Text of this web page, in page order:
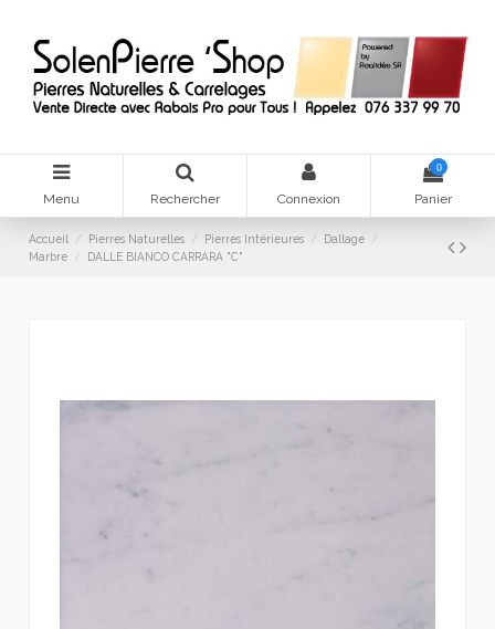
Menu Rechercher Connexion
0
Panier
Accueil Pierres Naturelles Pierres Intérieures
Dallage
Marbre
DALLE BIANCO CARRARA "C"